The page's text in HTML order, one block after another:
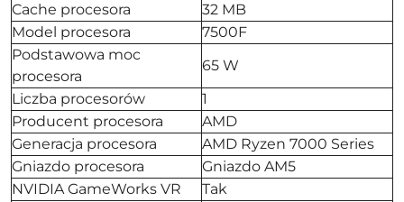
Cache procesora
32 MB
Model procesora
7500F
Podstawowa moc
procesora
65 W
Liczba procesorów
1
Producent procesora
AMD
Generacja procesora
AMD Ryzen 7000 Series
Gniazdo procesora
Gniazdo AM5
NVIDIA GameWorks VR
Tak